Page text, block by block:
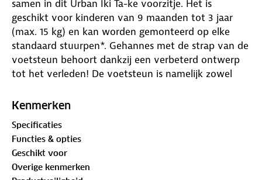
samen in dit Urban Iki Ta-ke voorzitje. Het is
geschikt voor kinderen van 9 maanden tot 3 jaar
(max. 15 kg) en kan worden gemonteerd op elke
standaard stuurpen*. Gehannes met de strap van de
voetsteun behoort dankzij een verbeterd ontwerp
tot het verleden! De voetsteun is namelijk zowel
te passen.
Voorzitje dat past op bijna elke (e)-bike
Inclusief montagesysteem
Kenmerken
Specificaties
Functies & opties
Geschikt voor
Overige kenmerken